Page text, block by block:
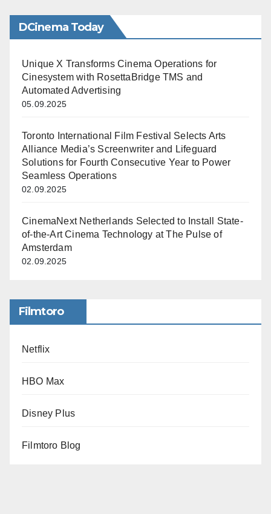
DCinema Today
Unique X Transforms Cinema Operations for
Cinesystem with RosettaBridge TMS and
Automated Advertising
05.09.2025
Toronto International Film Festival Selects Arts
Alliance Media’s Screenwriter and Lifeguard
Solutions for Fourth Consecutive Year to Power
Seamless Operations
02.09.2025
CinemaNext Netherlands Selected to Install State-
of-the-Art Cinema Technology at The Pulse of
Amsterdam
02.09.2025
Filmtoro
Netflix
HBO Max
Disney Plus
Filmtoro Blog